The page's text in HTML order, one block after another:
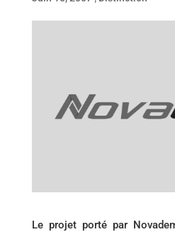
Le projet porté par